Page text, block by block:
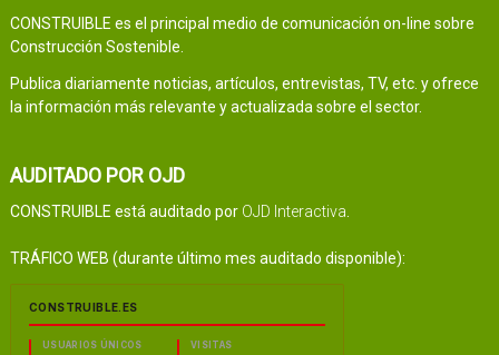
CONSTRUIBLE es el principal medio de comunicación on-line sobre
Construcción Sostenible.
Publica diariamente noticias, artículos, entrevistas, TV, etc. y ofrece
la información más relevante y actualizada sobre el sector.
AUDITADO POR OJD
CONSTRUIBLE está auditado por OJD Interactiva
TRÁFICO WEB (durante último mes auditado disponible):